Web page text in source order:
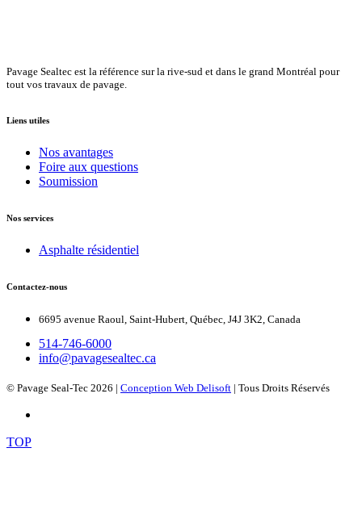
Pavage Sealtec est la référence sur la rive-sud et dans le grand Montréal pour
tout vos travaux de pavage.
Liens utiles
Nos avantages
Foire aux questions
Soumission
Nos services
Asphalte résidentiel
Contactez-nous
6695 avenue Raoul, Saint-Hubert, Québec, J4J 3K2, Canada
514-746-6000
info@pavagesealtec.ca
© Pavage Seal-Tec 2026 | Conception Web Delisoft | Tous Droits Réservés
TOP